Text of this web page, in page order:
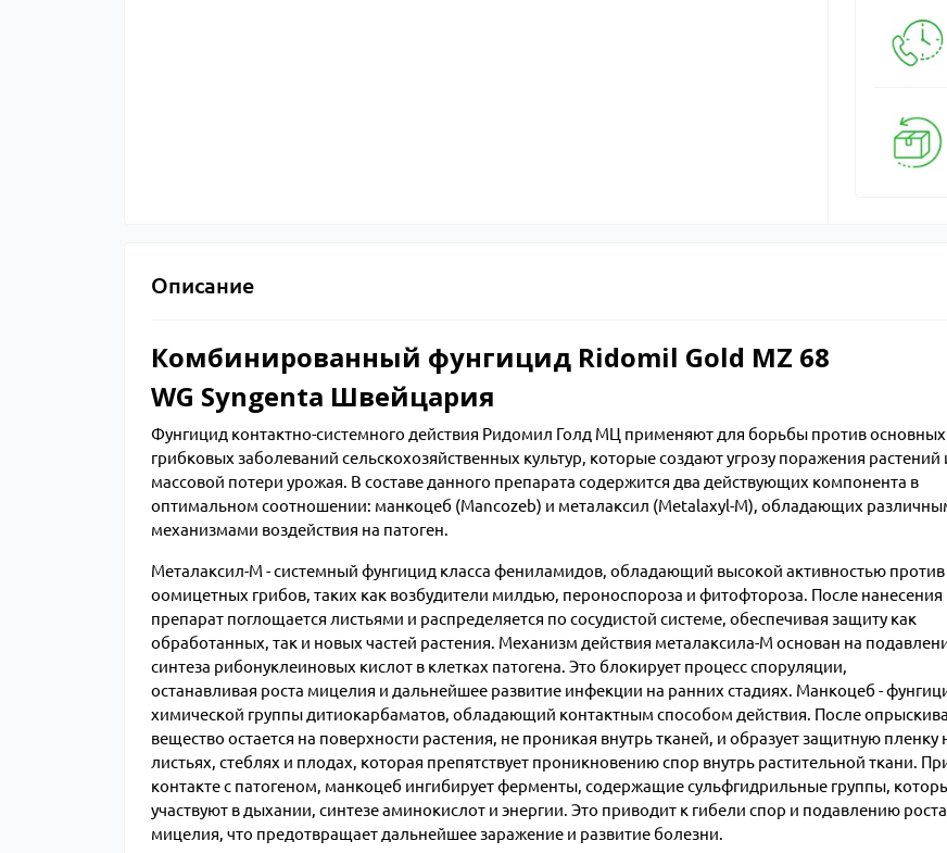
Описание
Комбинированный фунгицид Ridomil Gold MZ 68
WG Syngenta Швейцария
Фунгицид контактно-системного действия Ридомил Голд МЦ применяют для борьбы против основных
грибковых заболеваний сельскохозяйственных культур, которые создают угрозу поражения растений
массовой потери урожая. В составе данного препарата содержится два действующих компонента в
оптимальном соотношении: манкоцеб (Mancozeb) и металаксил (Metalaxyl-M), обладающих
механизмами воздействия на патоген.
Металаксил-М - системный фунгицид класса фениламидов, обладающий высокой активностью против
оомицетных грибов, таких как возбудители милдью, пероноспороза и фитофтороза. После нанесения
препарат поглощается листьями и распределяется по сосудистой системе, обеспечивая защиту как
обработанных, так и новых частей растения. Механизм действия металаксила-М основан на
синтеза рибонуклеиновых кислот в клетках патогена. Это блокирует процесс споруляции,
останавливая роста мицелия и дальнейшее развитие инфекции на ранних стадиях. Манкоцеб -
химической группы дитиокарбаматов, обладающий контактным способом действия. После
вещество остается на поверхности растения, не проникая внутрь тканей, и образует защитную пленку
листьях, стеблях и плодах, которая препятствует проникновению спор внутрь растительной ткани.
контакте с патогеном, манкоцеб ингибирует ферменты, содержащие сульфгидрильные группы,
участвуют в дыхании, синтезе аминокислот и энергии. Это приводит к гибели спор и подавлению роста
мицелия, что предотвращает дальнейшее заражение и развитие болезни.